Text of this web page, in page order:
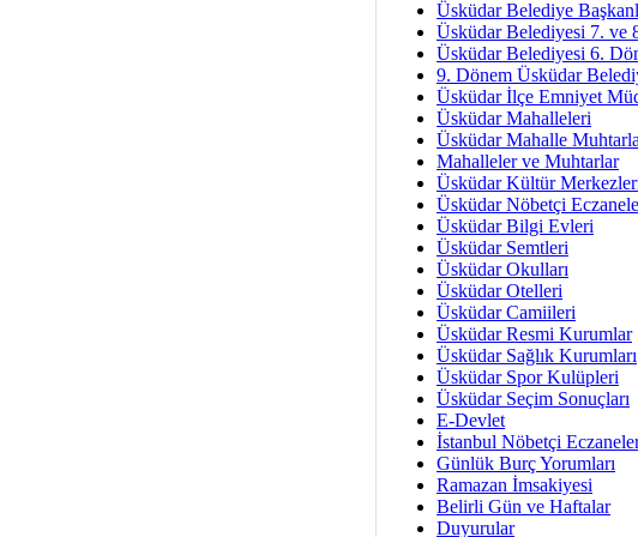
Av.
İmar Sorunlarının Genel
Arakan
Bayramın
Ruhsal
Üsküdar
Üsküdar Belediye
Üsküdar Belediyesi 7. ve
Üsküdar Belediyesi 6.
9. Dönem Üsküdar
Üsküdar İlçe Emniyet
Üsküdar Mahalleleri
Üsküdar Mahalle
Mahalleler ve Muhtarlar
Üsküdar Kültür
Üsküdar Nöbetçi
Üsküdar Bilgi Evleri
Üsküdar Semtleri
Üsküdar Okulları
Üsküdar Otelleri
Üsküdar Camiileri
Üsküdar Resmi Kurumlar
Üsküdar Sağlık Kurumları
Üsküdar Spor Kulüpleri
Üsküdar Seçim Sonuçları
E-Devlet
İstanbul Nöbetçi
Günlük Burç Yorumları
Ramazan İmsakiyesi
Belirli Gün ve Haftalar
Duyurular